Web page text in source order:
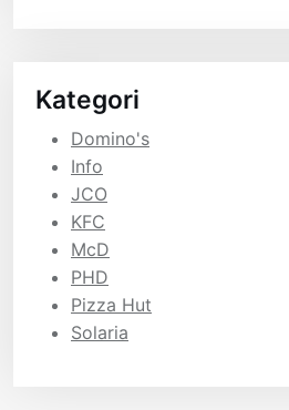
Kategori
Domino's
Info
JCO
KFC
McD
PHD
Pizza Hut
Solaria